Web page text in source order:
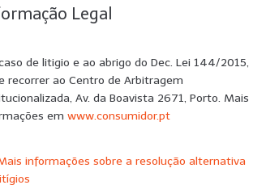
Legal
de litigio e ao abrigo do Dec. Lei 144/2015,
recorrer ao Centro de Arbitragem
Av. da Boavista 2671, Porto. Mais
em www.consumidor.pt
informações sobre a resolução alternativa